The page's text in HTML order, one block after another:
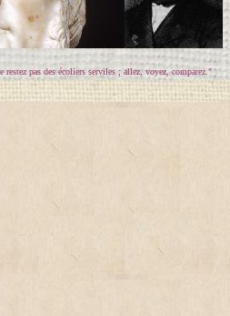
pas des écoliers serviles ; allez, voyez, comparez."